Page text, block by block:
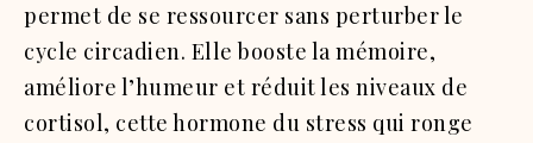
permet de se ressourcer sans perturber le
cycle circadien. Elle booste la mémoire,
améliore l’humeur et réduit les niveaux de
cortisol, cette hormone du stress qui ronge